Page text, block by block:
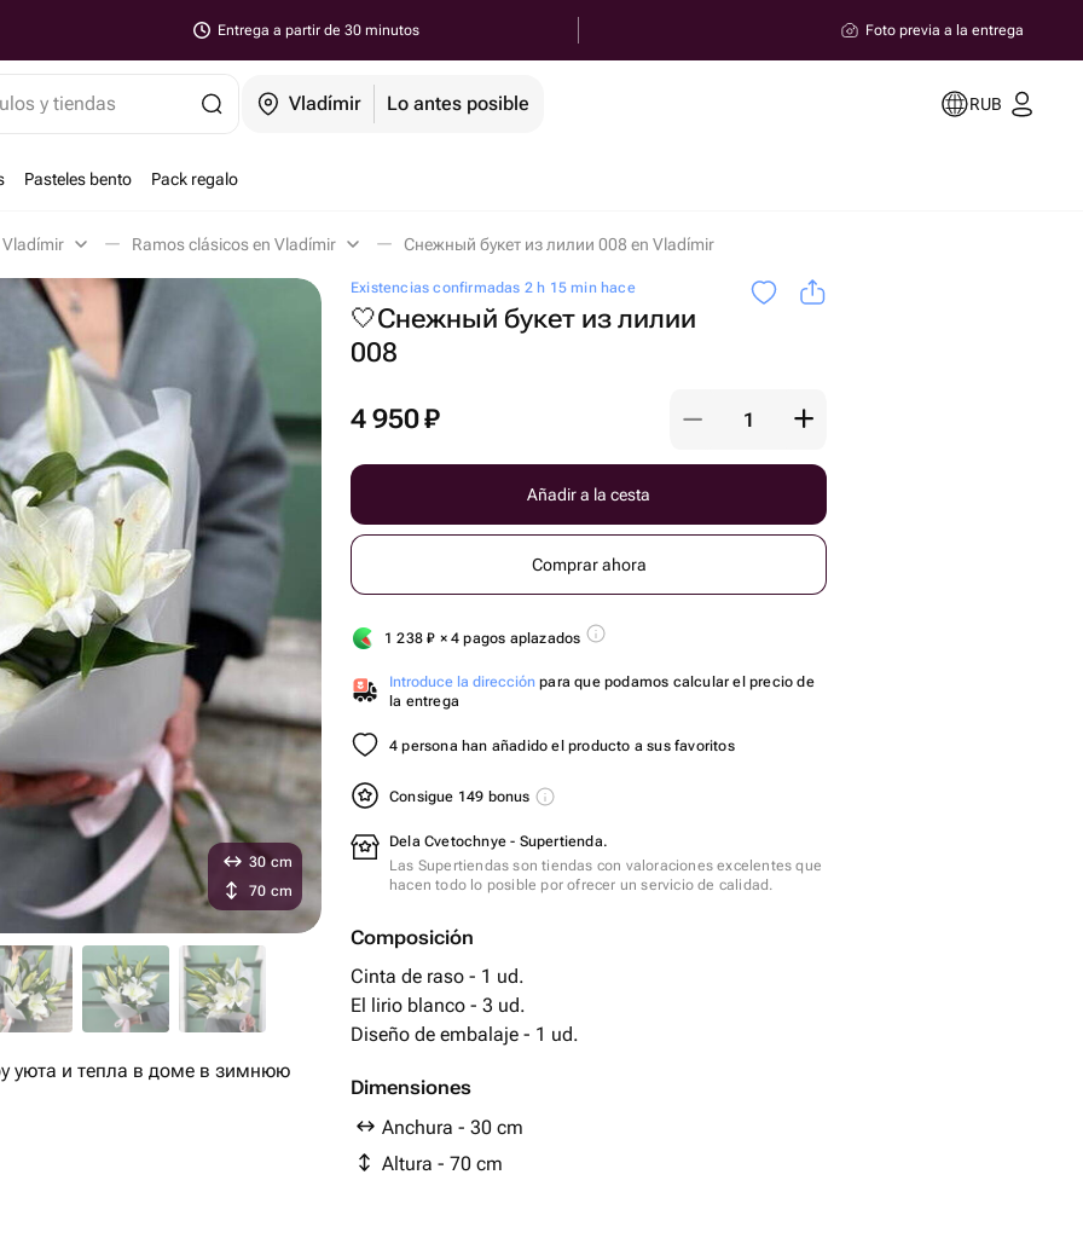
Entrega a partir de 30 minutos Foto previa a la entrega
y tiendas Vladímir Lo antes posible RUB
Pasteles bento Pack regalo
Vladímir Ramos clásicos en Vladímir Снежный букет из лилии 008 en Vladímir
Existencias confirmadas 2 h 15 min hace
🤍Снежный букет из лилии
008
4 950₽
Añadir a la cesta
Comprar ahora
1 238₽ × 4 pagos aplazados
Introduce la dirección para que podamos calcular el precio de
la entrega
4 persona han añadido el producto a sus favoritos
Consigue 149 bonus
Dela Cvetochnye - Supertienda.
Las Supertiendas son tiendas con valoraciones excelentes que
hacen todo lo posible por ofrecer un servicio de calidad.
Composición
Cinta de raso - 1 ud.
El lirio blanco - 3 ud.
Diseño de embalaje - 1 ud.
Dimensiones
Anchura - 30 cm
Altura - 70 cm
30 cm
70 cm
уюта и тепла в доме в зимнюю
под углом/прямо (читать